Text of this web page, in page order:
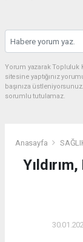
Yorum yazarak Topluluk
sitesine yaptığınız
başınıza
sorumlu tutulamaz.
Anasayfa